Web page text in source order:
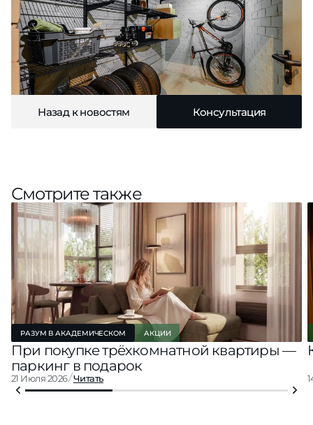
Назад к новостям Консультация
Смотрите также
РАЗУМ В АКАДЕМИЧЕСКОМ АКЦИИ
При покупке трёхкомнатной квартиры —
паркинг в подарок
21 Июля 2026 Читать